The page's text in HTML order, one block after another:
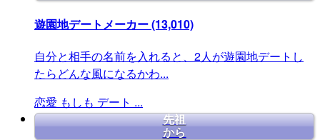
遊園地デートメーカー(13,010)
自分と相手の名前を入れると、2人が遊園地デートし
たらどんな風になるかわ...
恋愛 もしも デート ...
先祖
から